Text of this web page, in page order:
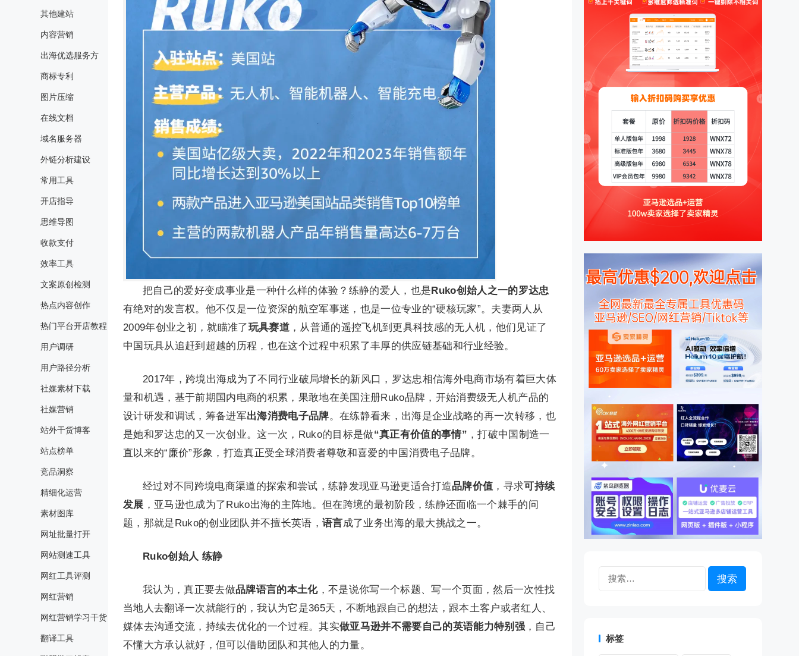
其他建站
内容营销
出海优选服务方
商标专利
图片压缩
在线文档
域名服务器
外链分析建设
常用工具
开店指导
思维导图
收款支付
效率工具
文案原创检测
热点内容创作
热门平台开店教程
用户调研
用户路径分析
社媒素材下载
社媒营销
站外干货博客
站点榜单
竞品洞察
精细化运营
素材图库
网址批量打开
网站测速工具
网红工具评测
网红营销
网红营销学习干货
翻译工具
把自己的爱好变成事业是一种什么样的体验？练静的爱人，也是Ruko创始人之一的罗达忠
有绝对的发言权。他不仅是一位资深的航空军事迷，也是一位专业的“硬核玩家”。夫妻两人从
2009年创业之初，就瞄准了玩具赛道，从普通的遥控飞机到更具科技感的无人机，他们见证了
中国玩具从追赶到超越的历程，也在这个过程中积累了丰厚的供应链基础和行业经验。
2017年，跨境出海成为了不同行业破局增长的新风口，罗达忠相信海外电商市场有着巨大体
量和机遇，基于前期国内电商的积累，果敢地在美国注册Ruko品牌，开始消费级无人机产品的
设计研发和调试，筹备进军出海消费电子品牌。在练静看来，出海是企业战略的再一次转移，也
是她和罗达忠的又一次创业。这一次，Ruko的目标是做“真正有价值的事情” ，打破中国制造一
直以来的“廉价”形象，打造真正受全球消费者尊敬和喜爱的中国消费电子品牌。
经过对不同跨境电商渠道的探索和尝试，练静发现亚马逊更适合打造品牌价值 ，寻求可持续
发展 ，亚马逊也成为了Ruko出海的主阵地。但在跨境的最初阶段，练静还面临一个棘手的问
题，那就是Ruko的创业团队并不擅长英语， 语言成了业务出海的最大挑战之一。
Ruko创始人 练静
我认为，真正要去做品牌语言的本土化，不是说你写一个标题、写一个页面，然后一次性找
当地人去翻译一次就能行的，我认为它是365天，不断地跟自己的想法，跟本土客户或者红人、
媒体去沟通交流，持续去优化的一个过程。其实做亚马逊并不需要自己的英语能力特别强，自己
不懂大方承认就好，但可以借助团队和其他人的力量。
标签